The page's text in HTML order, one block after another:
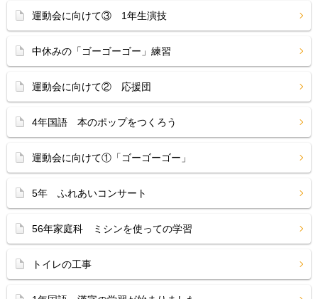
運動会に向けて③ 1年生演技
中休みの「ゴーゴーゴー」練習
運動会に向けて② 応援団
4年国語 本のポップをつくろう
運動会に向けて①「ゴーゴーゴー」
5年 ふれあいコンサート
56年家庭科 ミシンを使っての学習
トイレの工事